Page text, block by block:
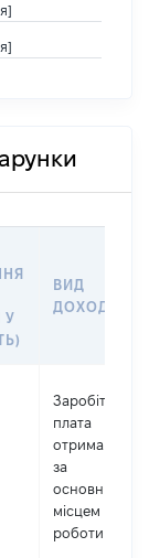
У
ВИД
ДОХОДУ
Заробітна
плата
отримана
за
основним
місцем
роботи